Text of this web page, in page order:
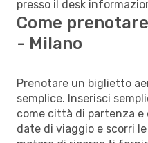
presso il desk
Come
- Milano
Prenotare un biglietto
semplice. Inserisci
come città di partenza e
date di viaggio e scorri